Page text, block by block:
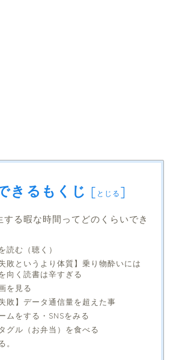
きるもくじ [ とじる ]
する暇な時間ってどのくらいでき
読む（聴く）
失敗というより体質】乗り物酔いには
向く読書は辛すぎる
を見る
失敗】データ通信量を超えた事
ムをする・SNSをみる
グル（お弁当）を食べる
。